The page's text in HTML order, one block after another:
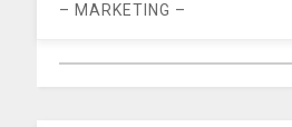
– MARKETING –